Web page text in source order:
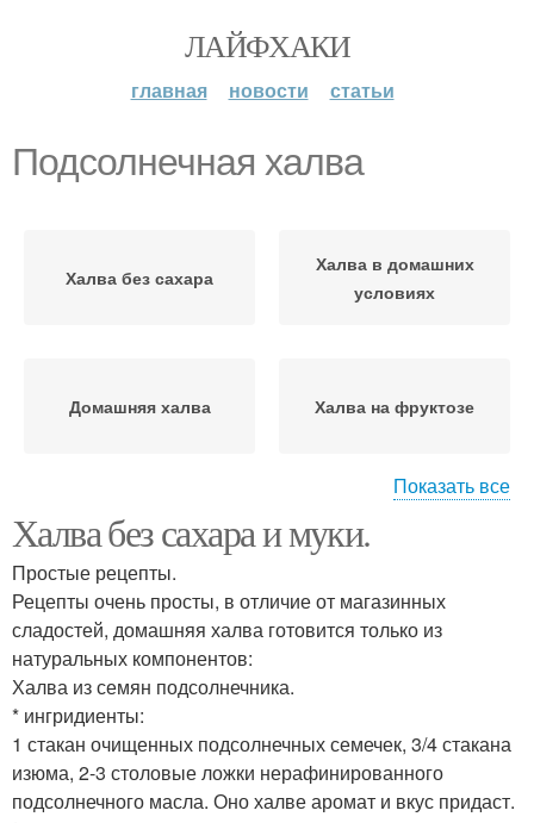
ЛАЙФХАКИ
главная новости статьи
Подсолнечная халва
Халва без сахара
Халва в домашних
условиях
Домашняя халва Халва на фруктозе
Кунжутная халва Халва без муки
Халва с мукой
Полезная халва Халва из семян
Показать все
Халва без сахара и муки.
Простые рецепты.
Рецепты очень просты, в отличие от магазинных
сладостей, домашняя халва готовится только из
натуральных компонентов:
Халва из семян подсолнечника.
* ингридиенты:
1 стакан очищенных подсолнечных семечек, 3/4 стакана
изюма, 2-3 столовые ложки нерафинированного
подсолнечного масла. Оно халве аромат и вкус придаст.